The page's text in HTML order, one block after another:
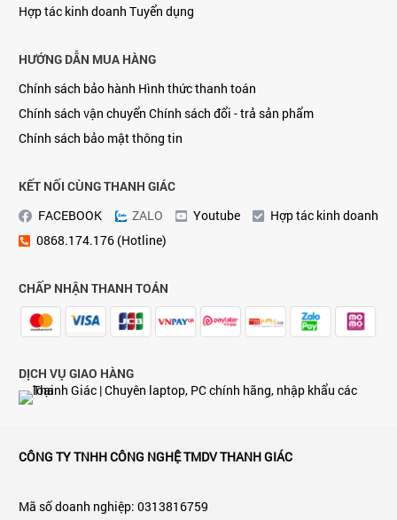
Hợp tác kinh doanh Tuyển dụng
HƯỚNG DẪN MUA HÀNG
Chính sách bảo hành Hình thức thanh toán
Chính sách vận chuyển Chính sách đổi - trả sản phẩm
Chính sách bảo mật thông tin
KẾT NỐI CÙNG THANH GIÁC
FACEBOOK
ZALO Youtube
Hợp tác kinh doanh
0868.174.176 (Hotline)
CHẤP NHẬN THANH TOÁN
DỊCH VỤ GIAO HÀNG
CÔNG TY TNHH CÔNG NGHỆ TMDV THANH GIÁC
Mã số doanh nghiệp: 0313816759